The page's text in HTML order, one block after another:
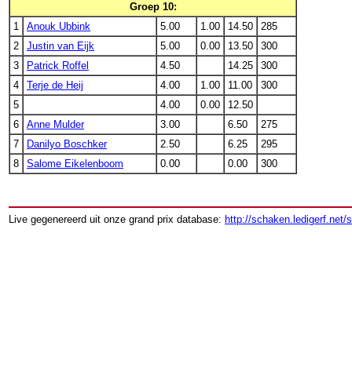
Groep 10:
1
Anouk Ubbink 5.00 1.00 14.50
285
2
Justin van Eijk 5.00 0.00 13.50
300
3
Patrick Roffel 4.50 14.25
300
4
Terje de Heij 4.00 1.00 11.00
300
5
4.00 0.00
12.50
6
Anne Mulder 3.00 6.50
275
7
Danilyo Boschker 2.50 6.25
295
8
Salome Eikelenboom 0.00 0.00 300
Live gegenereerd uit onze grand prix database: http://schaken.ledigerf.net/